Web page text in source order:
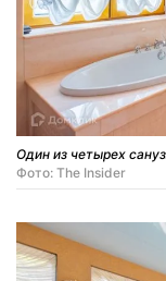
Один из четырех
Фото: The Insider